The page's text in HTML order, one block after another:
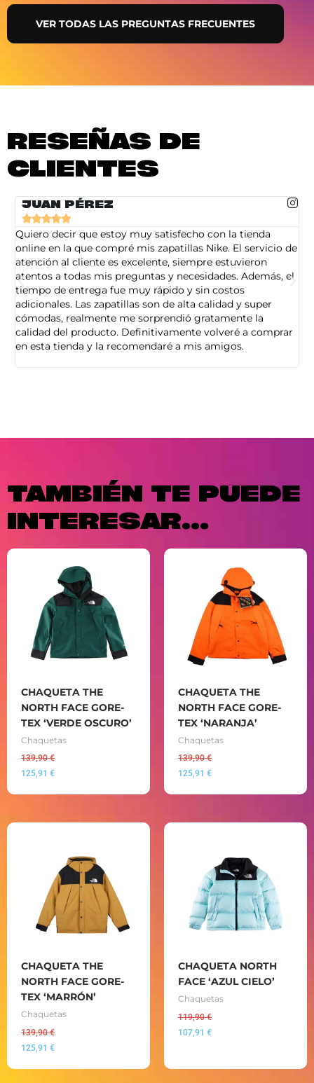
VER TODAS LAS PREGUNTAS FRECUENTES
RESEÑAS DE
CLIENTES
JUAN PÉREZ

Quiero decir que estoy muy satisfecho con la tienda
online en la que compré mis zapatillas Nike. El servicio de
atención al cliente es excelente, siempre estuvieron
atentos a todas mis preguntas y necesidades. Además, el
tiempo de entrega fue muy rápido y sin costos
adicionales. Las zapatillas son de alta calidad y super
cómodas, realmente me sorprendió gratamente la
calidad del producto. Definitivamente volveré a comprar
en esta tienda y la recomendaré a mis amigos.
TAMBIÉN TE PUEDE
INTERESAR...
CHAQUETA THE
NORTH FACE GORE-
TEX ‘VERDE OSCURO’
Chaquetas
139,90€
125,91 €
CHAQUETA THE
NORTH FACE GORE-
TEX ‘NARANJA’
Chaquetas
139,90€
125,91 €
CHAQUETA THE
NORTH FACE GORE-
TEX ‘MARRÓN’
Chaquetas
139,90€
125,91 €
CHAQUETA NORTH
FACE ‘AZUL CIELO’
Chaquetas
119,90€
107,91 €